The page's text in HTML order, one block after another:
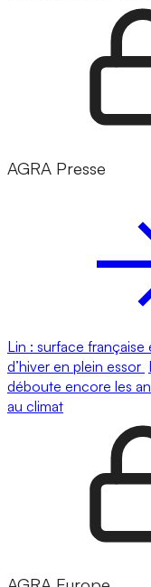
AGRA Presse
Lin : surface
d’hiver en plein essor
déboute encore les
au climat